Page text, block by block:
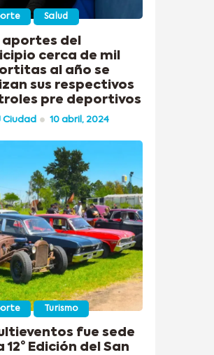
Salud
aportes del
cerca de mil
al año se
sus respectivos
pre deportivos
Ciudad 10 abril, 2024
Turismo
fue sede
12° Edición del San